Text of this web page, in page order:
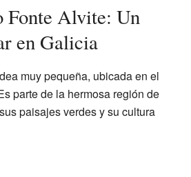
Fonte Alvite: Un
en Galicia
muy pequeña, ubicada en el
parte de la hermosa región de
paisajes verdes y su cultura